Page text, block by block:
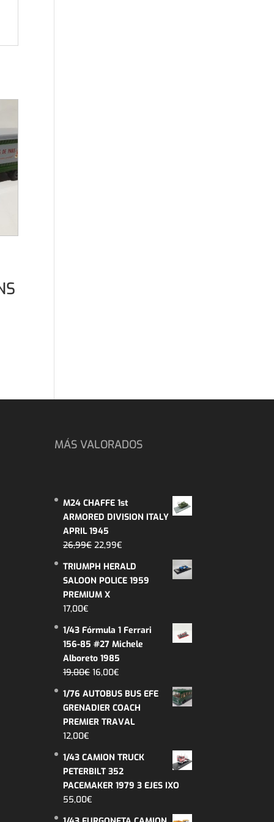
MÁS VALORADOS
M24 CHAFFE 1st
ARMORED DIVISION ITALY
APRIL 1945
26,99€ El
original
era:
26,99€.
22,99€
actual
es:
TRIUMPH HERALD
SALOON POLICE 1959
PREMIUM X
17,00€
1/43 Fórmula 1 Ferrari
156-85 #27 Michele
Alboreto 1985
19,00€ El
original
era:
19,00€.
16,00€
actual
es:
16,00€.
1/76 AUTOBUS BUS EFE
GRENADIER COACH
PREMIER TRAVAL
12,00€
1/43 CAMION TRUCK
PETERBILT 352
PACEMAKER 1979 3 EJES IXO
55,00€